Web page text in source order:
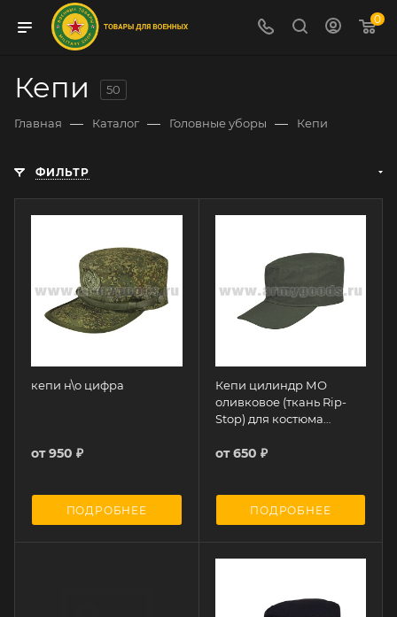
0
Кепи 50
Главная — Каталог — Головные уборы — Кепи
ФИЛЬТР
кепи н\о цифра
от950 ₽
ПОДРОБНЕЕ
Кепи цилиндр МО
оливковое (ткань Rip-
Stop) для костюма
от650 ₽
ПОДРОБНЕЕ